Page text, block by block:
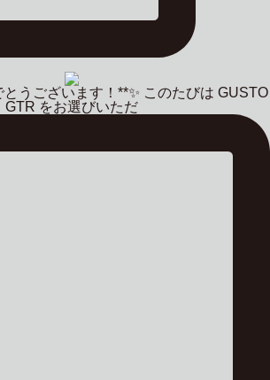
とうございます！**✨ このたびは GUSTO
GTR をお選びいただ